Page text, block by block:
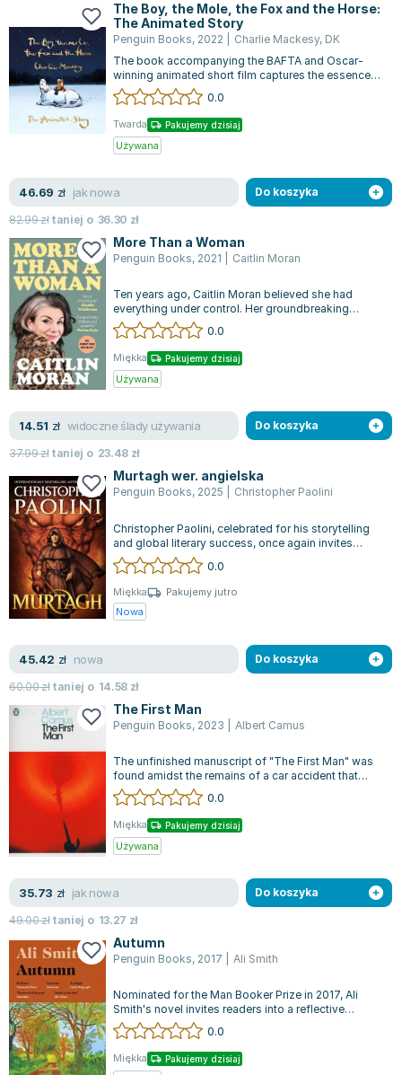
The Boy, the Mole, the Fox and the Horse:
The Animated Story
Penguin Books, 2022 Charlie Mackesy, DK
The book accompanying the BAFTA and Oscar-
winning animated short film captures the essence
of a journey in pursuit of a sense of b...
0.0
Twarda Pakujemy dzisiaj
Używana
46.69 zł jak nowa
82.99złtaniej o 36.30 zł
Do koszyka
More Than a Woman
Penguin Books, 2021 Caitlin Moran
Ten years ago, Caitlin Moran believed she had
everything under control. Her groundbreaking
bestseller "How to Be a Woman" offered...
0.0
Miękka Pakujemy dzisiaj
Używana
14.51 zł widoczne ślady używania
37.99złtaniej o 23.48 zł
Do koszyka
Murtagh wer. angielska
Penguin Books, 2025 Christopher Paolini
Christopher Paolini, celebrated for his storytelling
and global literary success, once again invites
readers into the realm of Era...
0.0
Miękka
Pakujemy jutro
Nowa
45.42 zł nowa
60.00złtaniej o 14.58 zł
Do koszyka
The First Man
Penguin Books, 2023 Albert Camus
The unfinished manuscript of "The First Man" was
found amidst the remains of a car accident that
claimed the life of Albert Camus...
0.0
Miękka Pakujemy dzisiaj
Używana
35.73 zł jak nowa
49.00złtaniej o 13.27 zł
Do koszyka
Autumn
Penguin Books, 2017 Ali Smith
Nominated for the Man Booker Prize in 2017, Ali
Smith's novel invites readers into a reflective
journey through Autumn. This seaso...
0.0
Miękka Pakujemy dzisiaj